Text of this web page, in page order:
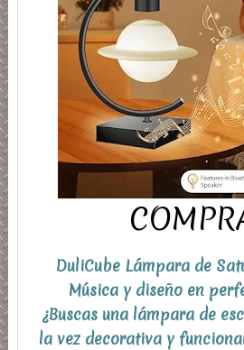
DuliCube Lámpara de
Música y diseño en
¿Buscas una lámpara de
la vez decorativa y